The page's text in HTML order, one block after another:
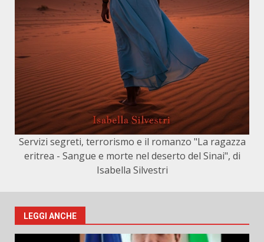
Servizi segreti, terrorismo e il romanzo "La ragazza
eritrea - Sangue e morte nel deserto del Sinai", di
Isabella Silvestri
LEGGI ANCHE